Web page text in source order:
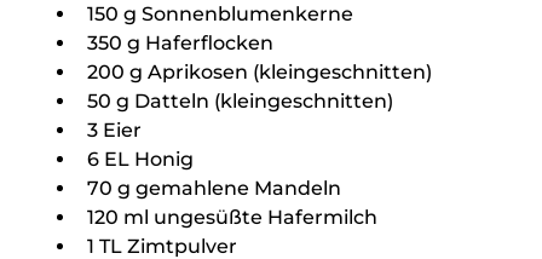
150 g Sonnenblumenkerne
350 g Haferflocken
200 g Aprikosen (kleingeschnitten)
50 g Datteln (kleingeschnitten)
3 Eier
6 EL Honig
70 g gemahlene Mandeln
120 ml ungesüßte Hafermilch
1 TL Zimtpulver